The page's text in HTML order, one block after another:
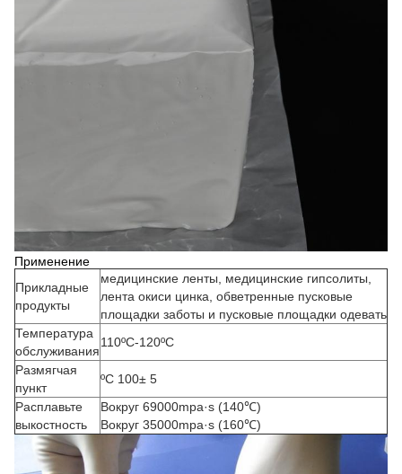
Применение
Прикладные
продукты
медицинские ленты, медицинские гипсолиты,
лента окиси цинка, обветренные пусковые
площадки заботы и пусковые площадки одевать
Температура
обслуживания
110ºC-120ºC
Размягчая
пункт
ºC 100± 5
Расплавьте
выкостность
Вокруг 69000mpa·s (140℃)
Вокруг 35000mpa·s (160℃)